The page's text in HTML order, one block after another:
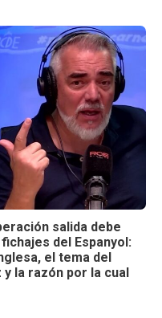
salida debe
del Espanyol:
el tema del
la razón por la cual